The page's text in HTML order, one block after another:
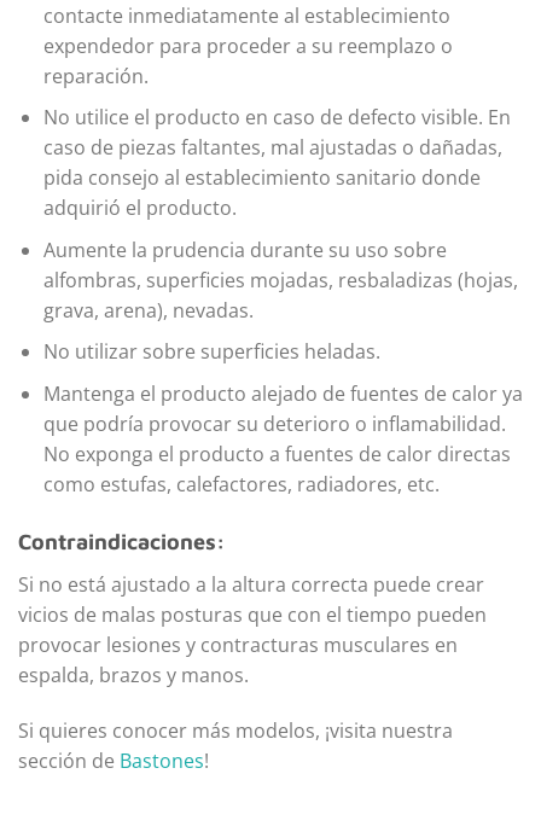
contacte inmediatamente al establecimiento
expendedor para proceder a su reemplazo o
reparación.
No utilice el producto en caso de defecto visible. En
caso de piezas faltantes, mal ajustadas o dañadas,
pida consejo al establecimiento sanitario donde
adquirió el producto.
Aumente la prudencia durante su uso sobre
alfombras, superficies mojadas, resbaladizas (hojas,
grava, arena), nevadas.
No utilizar sobre superficies heladas.
Mantenga el producto alejado de fuentes de calor ya
que podría provocar su deterioro o inflamabilidad.
No exponga el producto a fuentes de calor directas
como estufas, calefactores, radiadores, etc.
Contraindicaciones:
Si no está ajustado a la altura correcta puede crear
vicios de malas posturas que con el tiempo pueden
provocar lesiones y contracturas musculares en
espalda, brazos y manos.
Si quieres conocer más modelos, ¡visita nuestra
sección de Bastones!